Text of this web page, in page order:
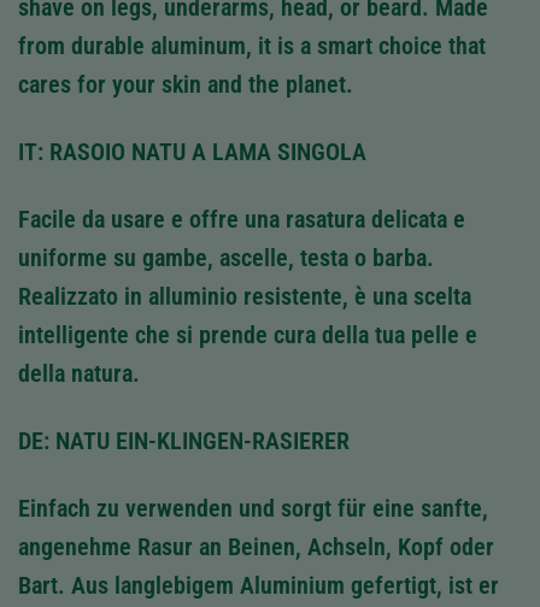
shave on legs, underarms, head, or beard. Made
from durable aluminum, it is a smart choice that
cares for your skin and the planet.
IT: RASOIO NATU A LAMA SINGOLA
Facile da usare e offre una rasatura delicata e
uniforme su gambe, ascelle, testa o barba.
Realizzato in alluminio resistente, è una scelta
intelligente che si prende cura della tua pelle e
della natura.
DE: NATU EIN-KLINGEN-RASIERER
Einfach zu verwenden und sorgt für eine sanfte,
angenehme Rasur an Beinen, Achseln, Kopf oder
Bart. Aus langlebigem Aluminium gefertigt, ist er